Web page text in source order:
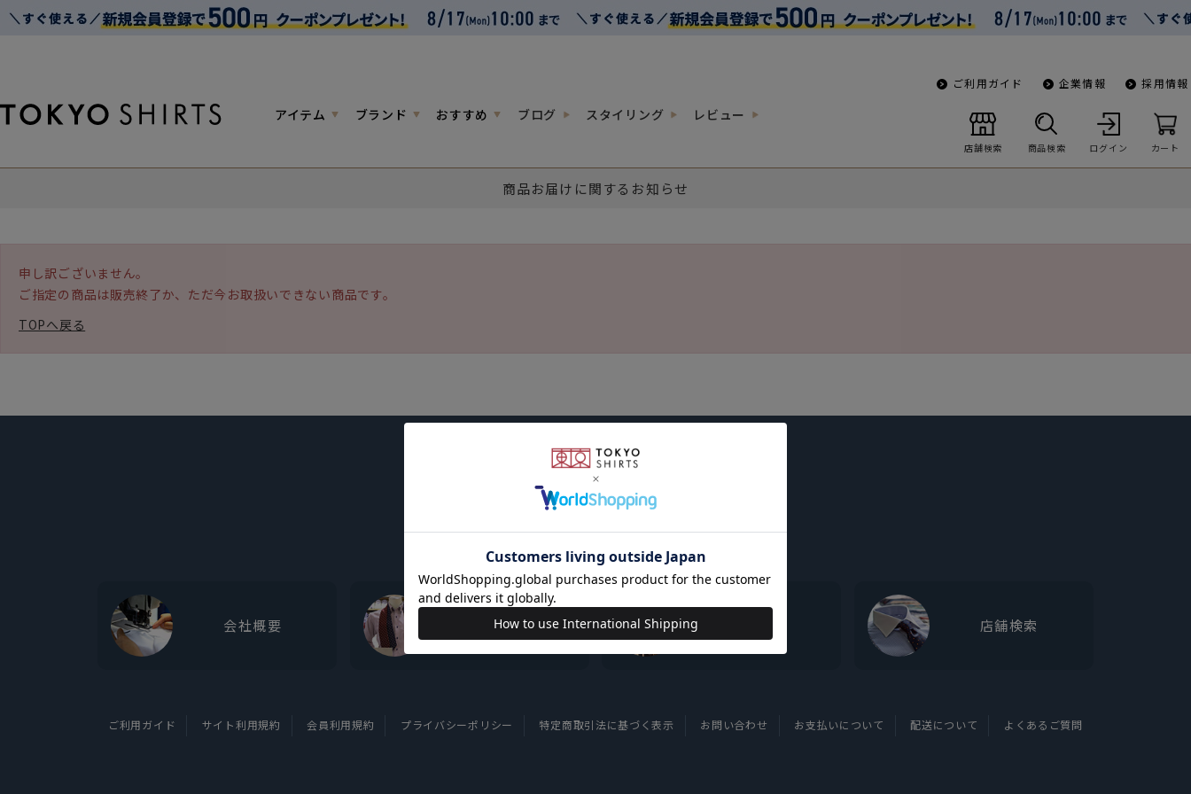
アイテム ブランド おすすめ ブログ スタイリング レビュー
ご利用ガイド 企業情報 採用情報
店舗検索 商品検索 ログイン カート
商品お届けに関するお知らせ
申し訳ございません。
ご指定の商品は販売終了か、ただ今お取扱いできない商品です。
TOPへ戻る
会社概要 東京シャツについて 店舗検索
ご利用ガイド サイト利用規約 会員利用規約 プライバシーポリシー 特定商取引法に基づく表示 お問い合わせ お支払いについて 配送について よくあるご質問